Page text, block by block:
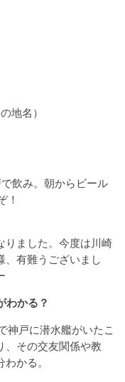
地名）
飲み。朝からビール
！
りました。今度は川崎
、有難うございまし
わかる？
神戸に潜水艦がいたこ
、その交友関係や教
かる。